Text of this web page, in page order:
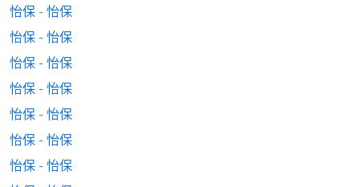
怡保 - 怡保
怡保 - 怡保
怡保 - 怡保
怡保 - 怡保
怡保 - 怡保
怡保 - 怡保
怡保 - 怡保